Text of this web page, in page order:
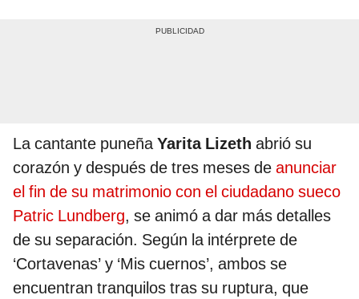
La cantante puneñaYarita Lizeth abrió su
corazón y después de tres meses de anunciar
el fin de su matrimonio con el ciudadano sueco
Patric Lundberg, se animó a dar más detalles
de su separación. Según la intérprete de
‘Cortavenas’ y ‘Mis cuernos’, ambos se
encuentran tranquilos tras su ruptura, que